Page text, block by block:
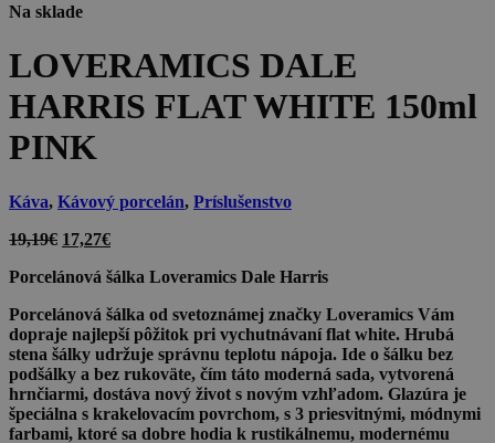
Na sklade
LOVERAMICS DALE
HARRIS FLAT WHITE 150ml
PINK
Káva, Kávový porcelán, Príslušenstvo
19,19€ Pôvodná
bola:
17,27€Aktuálna
je:
Porcelánová šálka Loveramics Dale Harris
Porcelánová šálka od svetoznámej značky Loveramics Vám
dopraje najlepší pôžitok pri vychutnávaní flat white. Hrubá
stena šálky udržuje správnu teplotu nápoja. Ide o šálku bez
podšálky a bez rukoväte, čím táto moderná sada, vytvorená
hrnčiarmi, dostáva nový život s novým vzhľadom. Glazúra je
špeciálna s krakelovacím povrchom, s 3 priesvitnými, módnymi
farbami, ktoré sa dobre hodia k rustikálnemu, modernému